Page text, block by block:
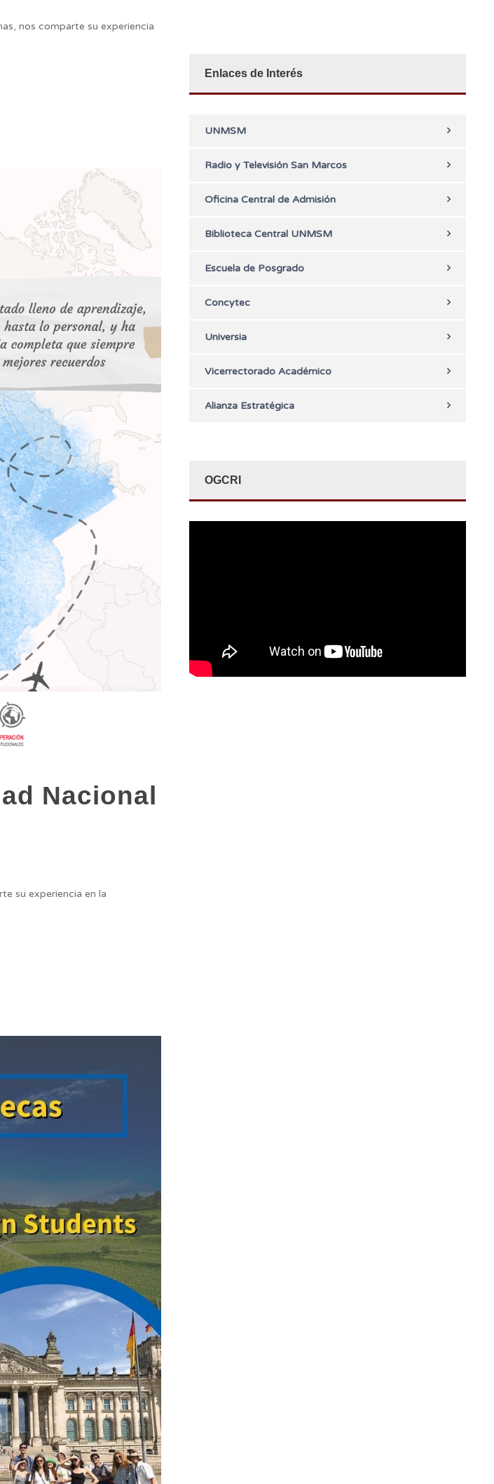
nos comparte su experiencia
Nacional
su experiencia en la
Enlaces de Interés
UNMSM
Radio y Televisión San Marcos
Oficina Central de Admisión
Biblioteca Central UNMSM
Escuela de Posgrado
Concytec
Universia
Vicerrectorado Académico
Alianza Estratégica
OGCRI